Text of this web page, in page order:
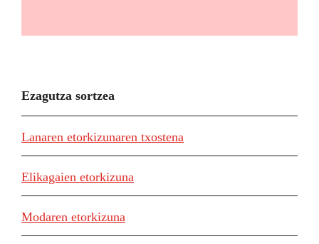
Ezagutza sortzea
Lanaren etorkizunaren txostena
Elikagaien etorkizuna
Modaren etorkizuna